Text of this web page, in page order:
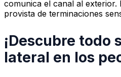
comunica el canal al exterior.
provista de terminaciones
¡Descubre todo
lateral en los